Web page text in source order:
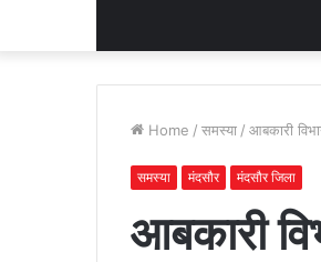
Home / समस्या / आबकारी
समस्या मंदसौर मंदसौर जिला
आबकारी